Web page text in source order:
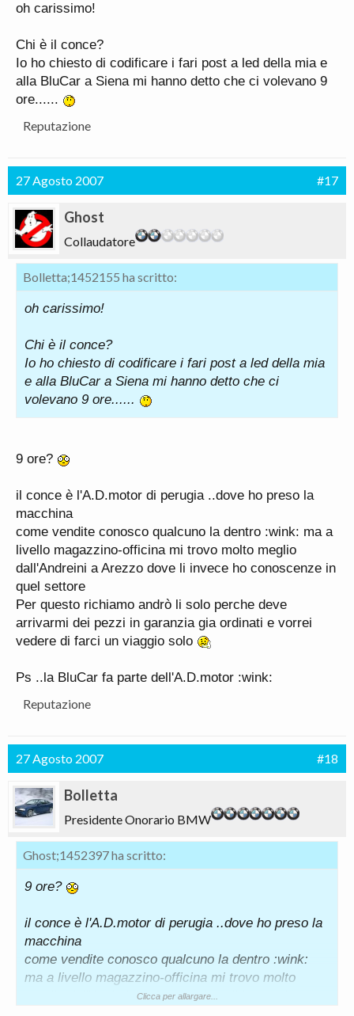
oh carissimo!
Chi è il conce?
Io ho chiesto di codificare i fari post a led della mia e
alla BluCar a Siena mi hanno detto che ci volevano 9
ore......
Reputazione
27 Agosto 2007 #17
Ghost
Collaudatore
Bolletta;1452155 ha scritto:
oh carissimo!
Chi è il conce?
Io ho chiesto di codificare i fari post a led della mia
e alla BluCar a Siena mi hanno detto che ci
volevano 9 ore......
9 ore?
il conce è l'A.D.motor di perugia ..dove ho preso la
macchina
come vendite conosco qualcuno la dentro :wink: ma a
livello magazzino-officina mi trovo molto meglio
dall'Andreini a Arezzo dove li invece ho conoscenze in
quel settore
Per questo richiamo andrò li solo perche deve
arrivarmi dei pezzi in garanzia gia ordinati e vorrei
vedere di farci un viaggio solo
Ps ..la BluCar fa parte dell'A.D.motor :wink:
Reputazione
27 Agosto 2007 #18
Bolletta
Presidente Onorario BMW
Ghost;1452397 ha scritto:
9 ore?
il conce è l'A.D.motor di perugia ..dove ho preso la
macchina
come vendite conosco qualcuno la dentro :wink:
ma a livello magazzino-officina mi trovo molto
meglio dall'Andreini a Arezzo dove li invece ho
Clicca per allargare...